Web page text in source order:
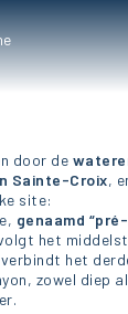
door de
Sainte-Croix,
site:
genaamd
het
het
zowel diep